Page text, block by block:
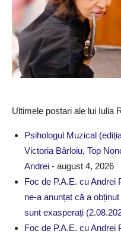
Ultimele postari ale lui Iulia
Psihologul Muzical
Victoria Bârloiu, Top
Andrei - august 4, 2026
Foc de P.A.E. cu Andrei
ne-a anunțat că a
sunt exasperați
Foc de P.A.E. cu Andrei